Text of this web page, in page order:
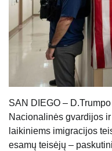
SAN DIEGO –
Nacionalinės gvardijos
laikiniems imigracijos
esamų teisėjų –